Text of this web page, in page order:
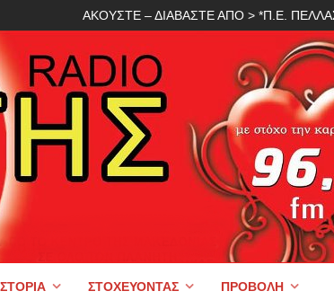
ΑΚΟΥΣΤΕ – ΔΙΑΒΑΣΤΕ ΑΠΟ > *Π.Ε.
ΣΤΟΧΕΎΟΝΤΑΣ ΠΡΟΒΟΛΉ